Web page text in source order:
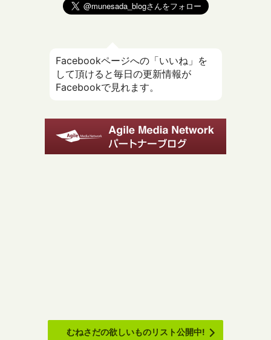
Facebookページへの「いいね」を
して頂けると毎日の更新情報が
Facebookで見れます。
むねさだの欲しいものリスト公開中!